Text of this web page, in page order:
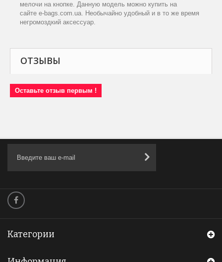
мелочи на кнопке. Данную модель можно купить на
сайте e-bags.com.ua. Необычайно удобный и в то же время
негромоздкий аксессуар.
ОТЗЫВЫ
Оставьте отзыв первым !
Категории